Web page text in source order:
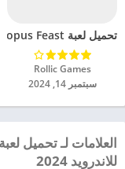
تحميل لعبة Octopus Feast مهكرة للاندرويد 2024
Rollic Games‏
سبتمبر 14, 2024
للاندرويد 2024